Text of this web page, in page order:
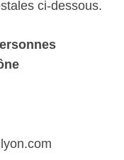
ci-dessous.